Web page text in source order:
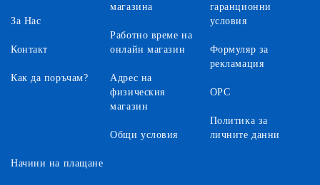
За Нас
Контакт
Как да поръчам?
магазина
Работно време на
онлайн магазин
Адрес на
физическия
магазин
Общи условия
гаранционни
условия
Формуляр за
рекламация
ОРС
Политика за
личните данни
Начини на плащане